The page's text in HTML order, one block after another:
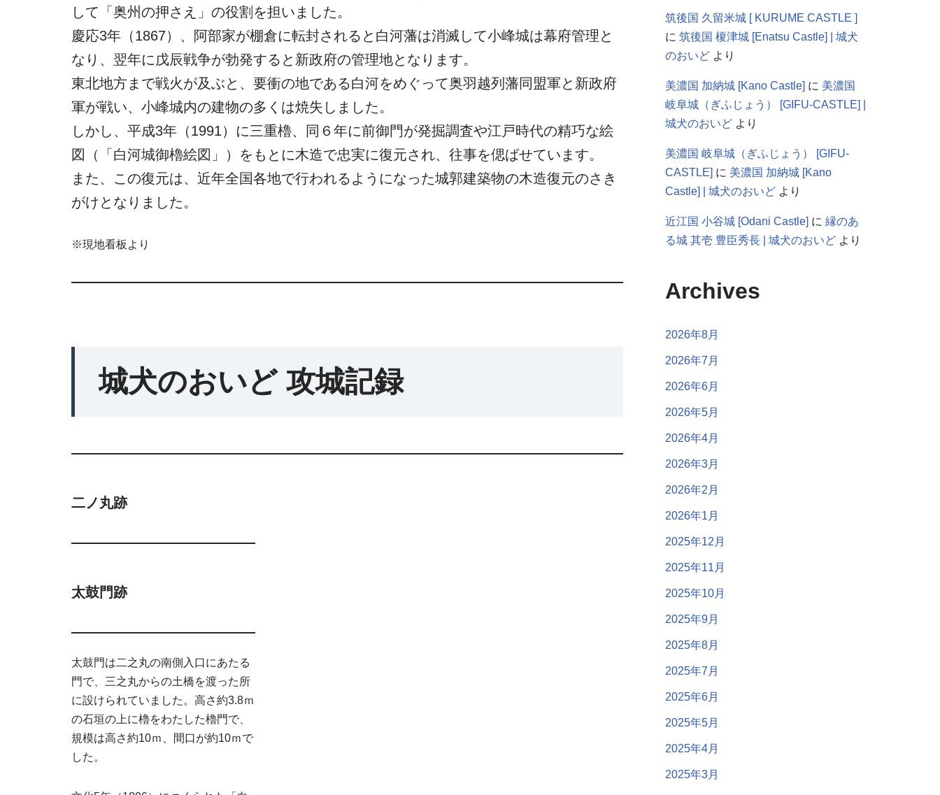
して「奥州の押さえ」の役割を担いました。
慶応3年（1867）、阿部家が棚倉に転封されると白河藩は消滅して小峰城は幕府管理と
なり、翌年に戊辰戦争が勃発すると新政府の管理地となります。
東北地方まで戦火が及ぶと、要衝の地である白河をめぐって奥羽越列藩同盟軍と新政府
軍が戦い、小峰城内の建物の多くは焼失しました。
しかし、平成3年（1991）に三重櫓、同６年に前御門が発掘調査や江戸時代の精巧な絵
図（「白河城御櫓絵図」）をもとに木造で忠実に復元され、往事を偲ばせています。
また、この復元は、近年全国各地で行われるようになった城郭建築物の木造復元のさき
がけとなりました。
※現地看板より
城犬のおいど 攻城記録
二ノ丸跡
太鼓門跡
太鼓門は二之丸の南側入口にあたる
門で、三之丸からの土橋を渡った所
に設けられていました。高さ約3.8ｍ
の石垣の上に櫓をわたした櫓門で、
規模は高さ約10ｍ、間口が約10ｍで
した。
筑後国 久留米城 [ KURUME CASTLE ]
に 筑後国 榎津城 [Enatsu Castle] | 城犬
のおいど より
美濃国 加納城 [Kano Castle] に 美濃国
岐阜城（ぎふじょう） [GIFU-CASTLE] |
城犬のおいど より
美濃国 岐阜城（ぎふじょう） [GIFU-
CASTLE] に 美濃国 加納城 [Kano
Castle] | 城犬のおいど より
近江国 小谷城 [Odani Castle] に 縁のあ
る城 其壱 豊臣秀長 | 城犬のおいど より
Archives
2026年8月
2026年7月
2026年6月
2026年5月
2026年4月
2026年3月
2026年2月
2026年1月
2025年12月
2025年11月
2025年10月
2025年9月
2025年8月
2025年7月
2025年6月
2025年5月
2025年4月
2025年3月